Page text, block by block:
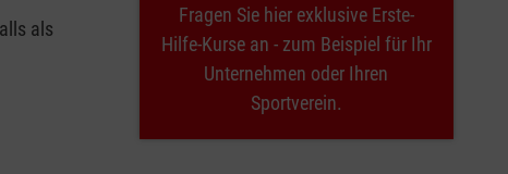
als
Fragen Sie hier exklusive Erste-
Hilfe-Kurse an - zum Beispiel für Ihr
Unternehmen oder Ihren
Sportverein.